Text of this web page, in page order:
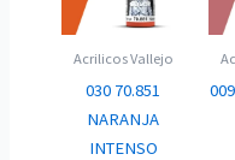
Acrilicos Vallejo
030 70.851
NARANJA
INTENSO